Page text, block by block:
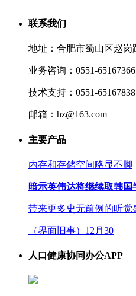
联系我们
地址：合肥市蜀山区赵岗
业务咨询：0551-65167366
技术支持：0551-65167838
邮箱：hz@163.com
主要产品
内存和存储空间略显不脚
暗示英伟达将继续取韩国
带来更多史无前例的听觉
（界面旧事）12月30
人口健康协同办公APP